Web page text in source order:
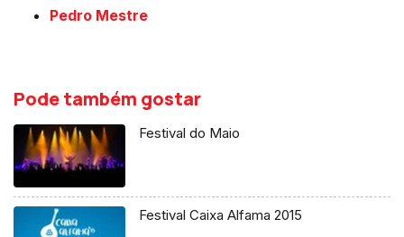
Pedro Mestre
Pode também gostar
Festival do Maio
Festival Caixa Alfama 2015